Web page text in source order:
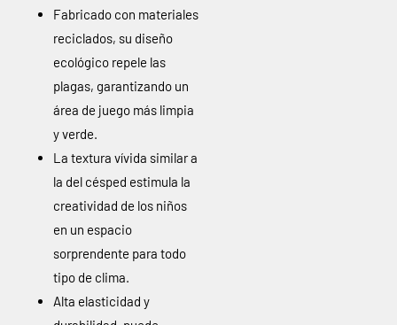
Fabricado con materiales
reciclados, su diseño
ecológico repele las
plagas, garantizando un
área de juego más limpia
y verde.
La textura vívida similar a
la del césped estimula la
creatividad de los niños
en un espacio
sorprendente para todo
tipo de clima.
Alta elasticidad y